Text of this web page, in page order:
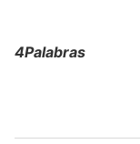
4Palabras